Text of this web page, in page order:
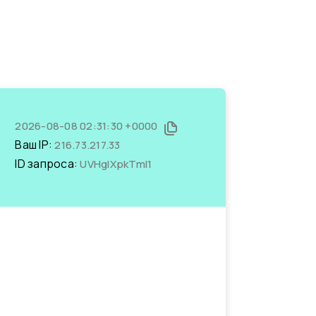
2026-08-08 02:31:30 +0000
Ваш IP:216.73.217.33
ID запроса:UVHglXpkTmI1